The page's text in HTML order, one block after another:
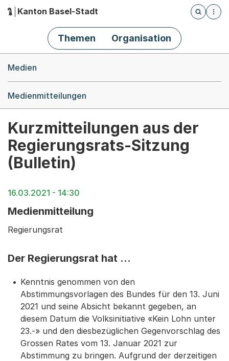
Hauptnavigation
Kanton Basel-Stadt
Öffnet
Themen Organisation
Medien
Medienmitteilungen
Kurzmitteilungen aus der
Regierungsrats-Sitzung
(Bulletin)
16.03.2021 - 14:30
Medienmitteilung
Regierungsrat
Der Regierungsrat hat …
Kenntnis genommen von den
Abstimmungsvorlagen des Bundes für den 13. Juni
2021 und seine Absicht bekannt gegeben, an
diesem Datum die Volksinitiative «Kein Lohn unter
23.-» und den diesbezüglichen Gegenvorschlag des
Grossen Rates vom 13. Januar 2021 zur
Abstimmung zu bringen. Aufgrund der derzeitigen